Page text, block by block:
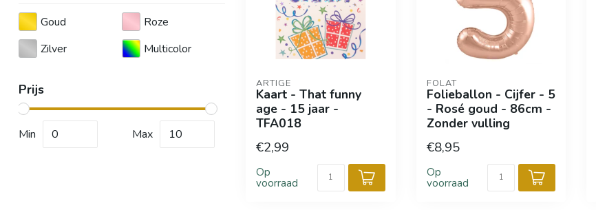
Goud
Roze
Zilver
Multicolor
Prijs
Min Max
ARTIGE
Kaart - That funny
age - 15 jaar -
TFA018
€2,99
Op
voorraad
FOLAT
Folieballon - Cijfer - 5
- Rosé goud - 86cm -
Zonder vulling
€8,95
Op
voorraad